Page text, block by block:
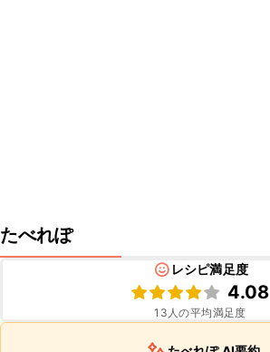
たべれぽ
レシピ満足度
4.08
13 人の平均満足度